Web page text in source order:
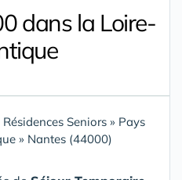
dans la Loire-
Seniors » Pays
» Nantes (44000)